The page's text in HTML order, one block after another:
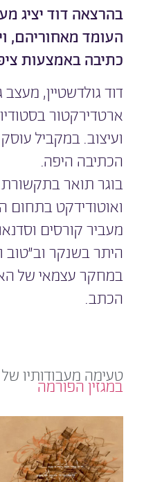
בהרצאה דוד יציג
העומד מאחוריהם,
כתיבה באמצעות
דוד גולדשטיין, מעצב
ארטדירקטור
ועיצוב. במקביל
הכתיבה היפה.
בוגר תואר
ואוטודידקט בתחום
מעביר קורסים
היתר בשנקר וב״טוב
במחקר עצמאי של
הכתב.
טעימה מעבודותיו
במגזין הפורמה